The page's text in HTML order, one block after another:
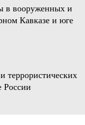
в вооруженных и
Кавказе и юге
террористических
России